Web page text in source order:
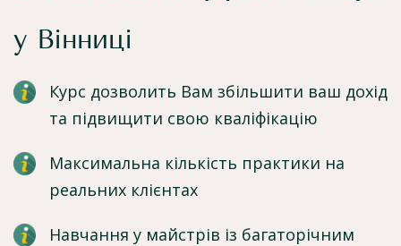
у Вінниці
Курс дозволить Вам збільшити ваш дохід
та підвищити свою кваліфікацію
Максимальна кількість практики на
реальних клієнтах
Навчання у майстрів із багаторічним